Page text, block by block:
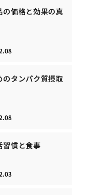
価格と効果の真
タンパク質摂取
習慣と食事